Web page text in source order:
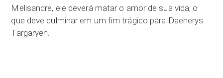
Melisandre, ele deverá matar o amor de sua vida, o
que deve culminar em um fim trágico para Daenerys
Targaryen.